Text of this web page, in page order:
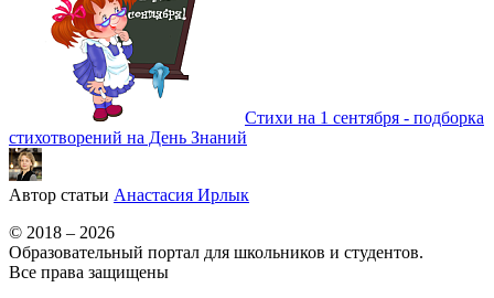
Стихи на 1 сентября - подборка
стихотворений на День Знаний
Автор статьи Анастасия Ирлык
© 2018 – 2026
Образовательный портал для школьников и студентов.
Все права защищены